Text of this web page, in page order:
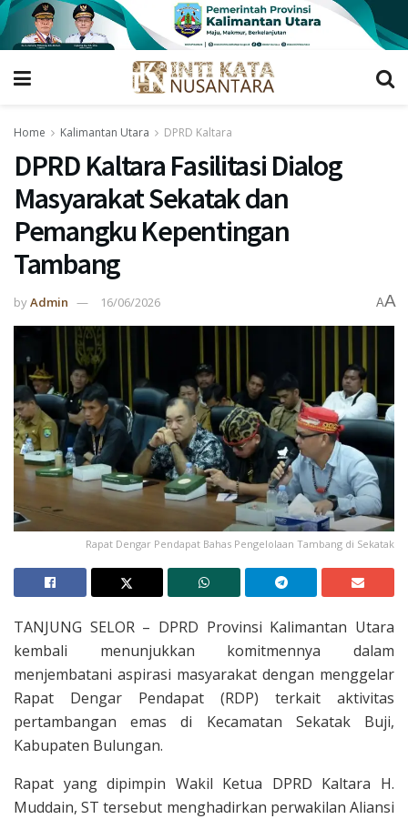
Home Kalimantan Utara DPRD Kaltara
DPRD Kaltara Fasilitasi Dialog
Masyarakat Sekatak dan
Pemangku Kepentingan
Tambang
byAdmin 16/06/2026 AA
Rapat Dengar Pendapat Bahas Pengelolaan Tambang di Sekatak
TANJUNG SELOR – DPRD Provinsi Kalimantan Utara
kembali menunjukkan komitmennya dalam
menjembatani aspirasi masyarakat dengan menggelar
Rapat Dengar Pendapat (RDP) terkait aktivitas
pertambangan emas di Kecamatan Sekatak Buji,
Kabupaten Bulungan.
Rapat yang dipimpin Wakil Ketua DPRD Kaltara H.
Muddain, ST tersebut menghadirkan perwakilan Aliansi